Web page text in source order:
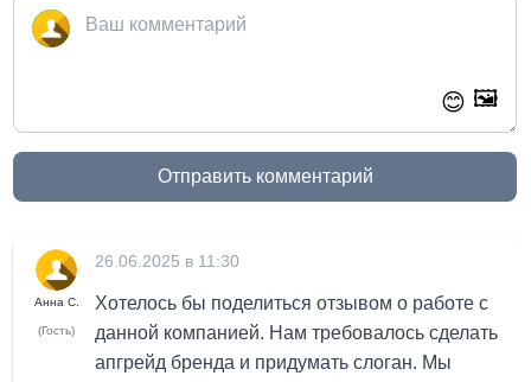
😊 🖼️
Отправить комментарий
Анна С.
(Гость)
26.06.2025 в 11:30
Хотелось бы поделиться отзывом о работе с
данной компанией. Нам требовалось сделать
апгрейд бренда и придумать слоган. Мы